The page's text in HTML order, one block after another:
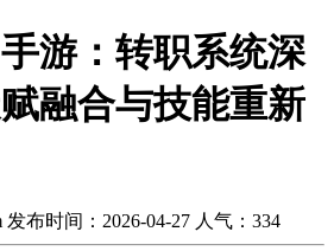
手游：转职系统深
融合与技能重新
发布时间：2026-04-27 人气： 334